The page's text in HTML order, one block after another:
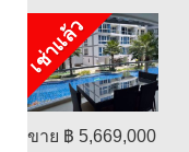
เช่าแล้ว
ขาย ฿ 5,669,000